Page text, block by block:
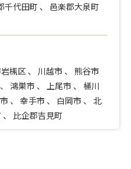
千代田町 、 邑楽郡大泉町
槻区 、 川越市 、 熊谷市
、 鴻巣市 、 上尾市 、 桶川
、 幸手市 、 白岡市 、 北
、 比企郡吉見町